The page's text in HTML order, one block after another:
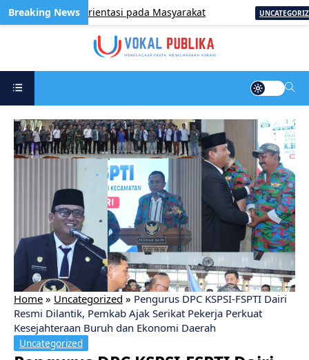
Harus Berorientasi pada Masyarakat UNCATEGORIZED
Home » Uncategorized » Pengurus DPC KSPSI-FSPTI Dairi
Resmi Dilantik, Pemkab Ajak Serikat Pekerja Perkuat
Kesejahteraan Buruh dan Ekonomi Daerah
Uncategorized